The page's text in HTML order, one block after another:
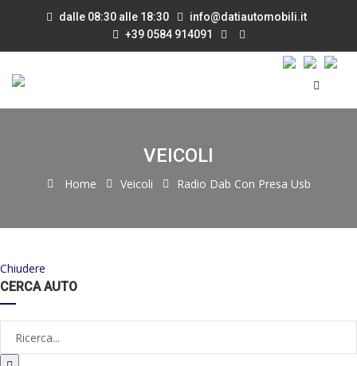
dalle 08:30 alle 18:30
info@datiautomobili.it
+39 0584 914091
VEICOLI
Home Veicoli Radio Dab Con Presa Usb
Chiudere
CERCA AUTO